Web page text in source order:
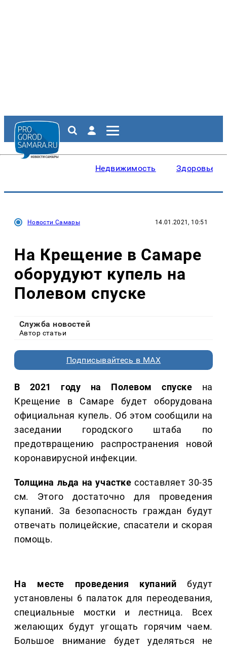
Недвижимость Здоровье
Новости Самары 14.01.2021, 10:51
На Крещение в Самаре
оборудуют купель на
Полевом спуске
Служба новостей
Автор статьи
Подписывайтесь в MAX
В 2021 году на Полевом спуске на
Крещение в Самаре будет оборудована
официальная купель. Об этом сообщили на
заседании городского штаба по
предотвращению распространения новой
коронавирусной инфекции.
Толщина льда на участкесоставляет 30-35
см. Этого достаточно для проведения
купаний. За безопасность граждан будут
отвечать полицейские, спасатели и скорая
помощь.
На месте проведения купаний будут
установлены 6 палаток для переодевания,
специальные мостки и лестница. Всех
желающих будут угощать горячим чаем.
Большое внимание будет уделяться не